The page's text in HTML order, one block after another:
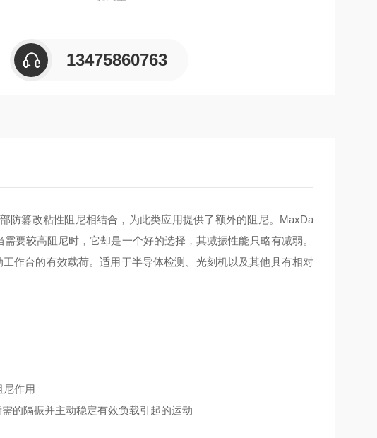
13475860763
防篡改粘性阻尼相结合，为此类应用提供了额外的阻尼。MaxDa
要较高阻尼时，它却是一个好的选择，其减振性能只略有减弱。
作台的有效载荷。适用于半导体检测、光刻机以及其他具有相对
作用
的隔振并主动稳定有效负载引起的运动